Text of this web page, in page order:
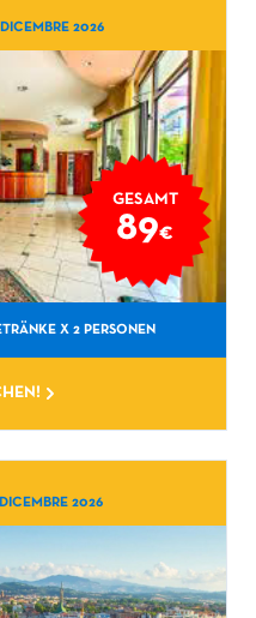
2026
GESAMT
89€
X 2 PERSONEN
2026